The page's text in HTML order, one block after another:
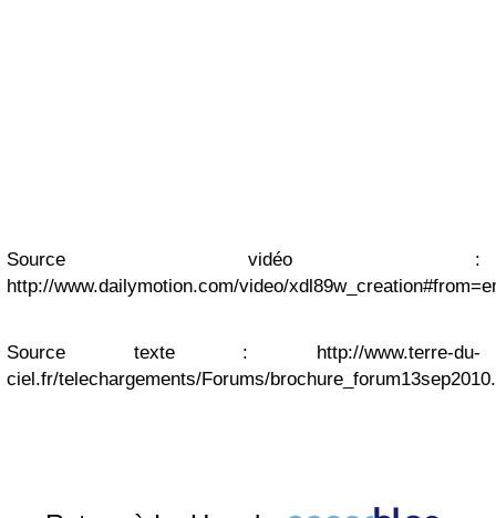
Source vidéo :
http://www.dailymotion.com/video/
Source texte : http://www.terre-du-
ciel.fr/telechargements/Forums/